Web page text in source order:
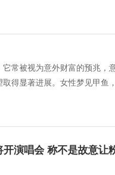
常被视为意外财富的预兆，
得显著进展。女性梦见甲鱼
开演唱会 称不是故意让